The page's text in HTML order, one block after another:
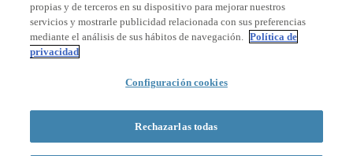
Acreditaciones
© 2026 La Salle Campus Barcelona - URL |
Formulario de búsqueda
propias y de terceros en su dispositivo para mejorar nuestros
servicios y mostrarle publicidad relacionada con sus preferencias
mediante el análisis de sus hábitos de navegación. Política de
privacidad
Configuración cookies
Rechazarlas todas